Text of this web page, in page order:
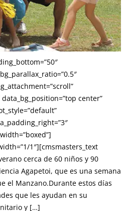
center”
1″][cmsmasters_text
cerca de 60 niños y 90
Agapetoi, que es una semana
el Manzano.Durante estos días
que les ayudan en su
y […]